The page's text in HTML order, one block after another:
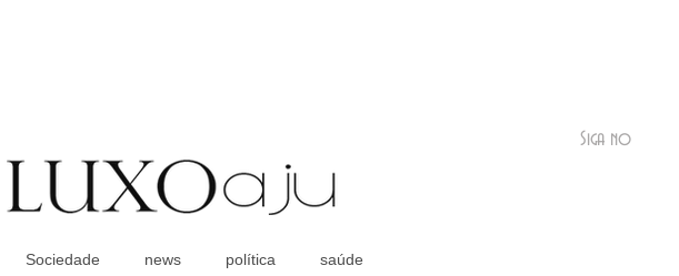
Coluna Social
Siga no
Sociedade news política saúde